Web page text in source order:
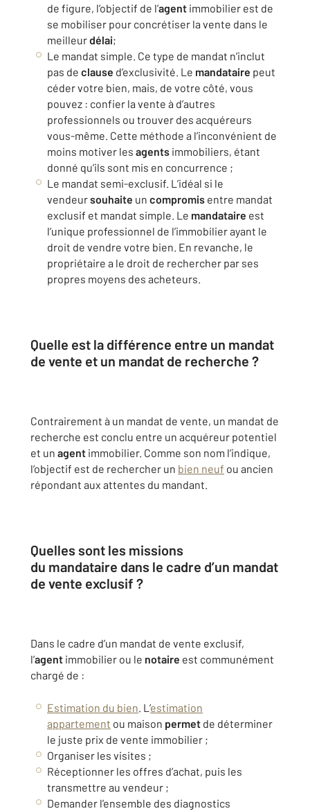
de figure, l’objectif de l’agent immobilier est de
se mobiliser pour concrétiser la vente dans le
meilleurdélai;
Le mandat simple. Ce type de mandat n’inclut
pas de clause d’exclusivité. Le mandataire peut
céder votre bien, mais, de votre côté, vous
pouvez : confier la vente à d’autres
professionnels ou trouver des acquéreurs
vous-même. Cette méthode a l’inconvénient de
moins motiver les agents immobiliers, étant
donné qu’ils sont mis en concurrence ;
Le mandat semi-exclusif. L’idéal si le
vendeursouhaite un compromis entre mandat
exclusif et mandat simple. Le mandataire est
l’unique professionnel de l’immobilier ayant le
droit de vendre votre bien. En revanche, le
propriétaire a le droit de rechercher par ses
propres moyens des acheteurs.
Quelle est la différence entre un mandat
de vente et un mandat de recherche ?
Contrairement à un mandat de vente, un mandat de
recherche est conclu entre un acquéreur potentiel
et un agent immobilier. Comme son nom l’indique,
l’objectif est de rechercher un bien neuf ou ancien
répondant aux attentes du mandant.
Quelles sont les missions
du mandataire dans le cadre d’un mandat
de vente exclusif ?
Dans le cadre d’un mandat de vente exclusif,
l’agent immobilier ou le notaire est communément
chargé de :
Estimation du bien. L’estimation
appartement ou maison permet de déterminer
le juste prix de vente immobilier ;
Organiser les visites ;
Réceptionner les offres d’achat, puis les
transmettre au vendeur ;
Demander l’ensemble des diagnostics